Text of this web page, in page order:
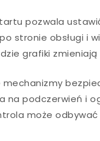
pozwala
stronie obsługi i
grafiki zmieniają
na podczerwień i
może